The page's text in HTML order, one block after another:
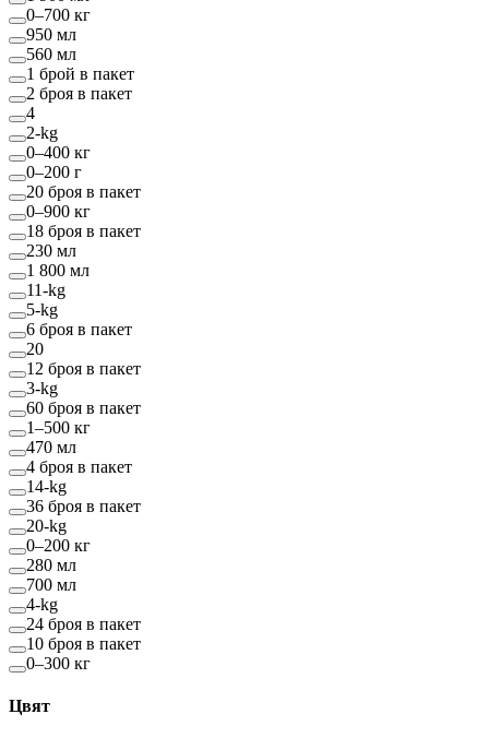
0–700 кг
950 мл
560 мл
1 брой в пакет
2 броя в пакет
4
2-kg
0–400 кг
0–200 г
20 броя в пакет
0–900 кг
18 броя в пакет
230 мл
1 800 мл
11-kg
5-kg
6 броя в пакет
20
12 броя в пакет
3-kg
60 броя в пакет
1–500 кг
470 мл
4 броя в пакет
14-kg
36 броя в пакет
20-kg
0–200 кг
280 мл
700 мл
4-kg
24 броя в пакет
10 броя в пакет
0–300 кг
Цвят